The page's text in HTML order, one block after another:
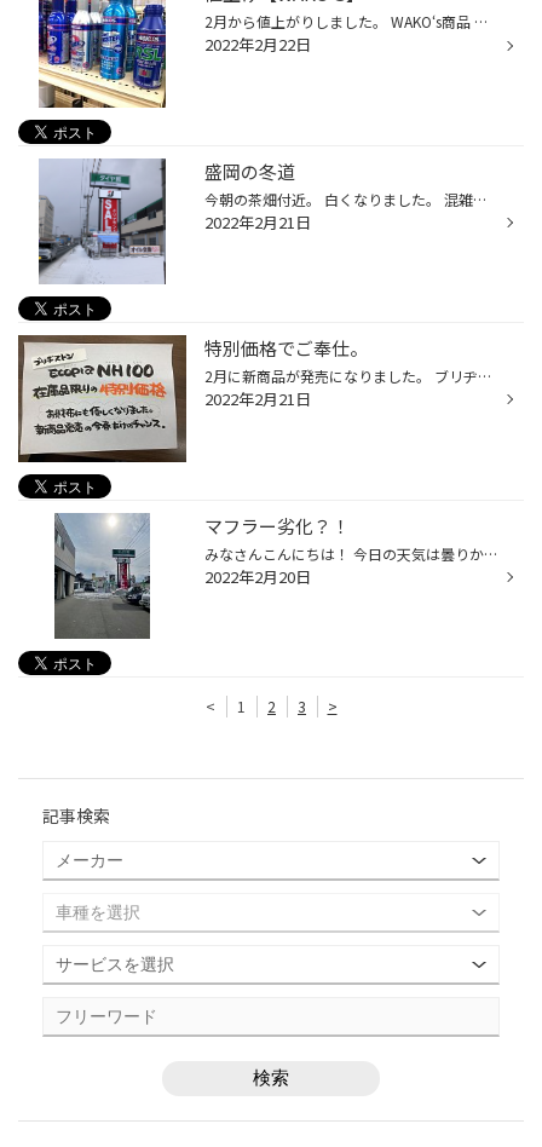
2月から値上がりしました。 WAKO‘s商品 当店も取り扱いございます。 よくお買い上げいただくのは フューエルワン（燃料添加剤） 詳しくは こちら コート剤もあります。 最近のお車は 樹脂の部分が多くなりました。 フェンダーモール ↑↑↑ タイヤの上の黒い部分。 実はここ 紫外線にさらされ続けると ...
2022年2月22日
盛岡の冬道
今朝の茶畑付近。 白くなりました。 混雑するかと思い 早めに出たものの 意外とスムーズ。 みなさまは いかがでしたか？ まだまだ道路は冬模様。 暦の上では春なのになぁ。 春の準備もタイヤ館で ぜひどうぞ。 まずは オイル交換いかがですか？
2022年2月21日
特別価格でご奉仕。
2月に新商品が発売になりました。 ブリヂストンのエコタイヤ ECOPIA NH200 シリーズ と いうことで すでに ご成約いただいております。 NH100シリーズは 1月までの現行品だったため 2022年春のカタログに掲載がありません。 在庫品限りのため サイズにより ない場合もございます。 一例ですが 軽自...
2022年2月21日
マフラー劣化？！
みなさんこんにちは！ 今日の天気は曇りかと思いきや若干の晴れ間があり暖かくなってきた ので雪まきをしていると 雪が降ってきました( ˙-˙ ) 最近は不安定な天気が多いですねー、はっきりしてほしい(￣^￣) 本日ご紹介するのはMF系MRワゴンのリヤマフラー交換です。 交換するのは純正相当マフラー...
2022年2月20日
< 1 2 3 >
記事検索